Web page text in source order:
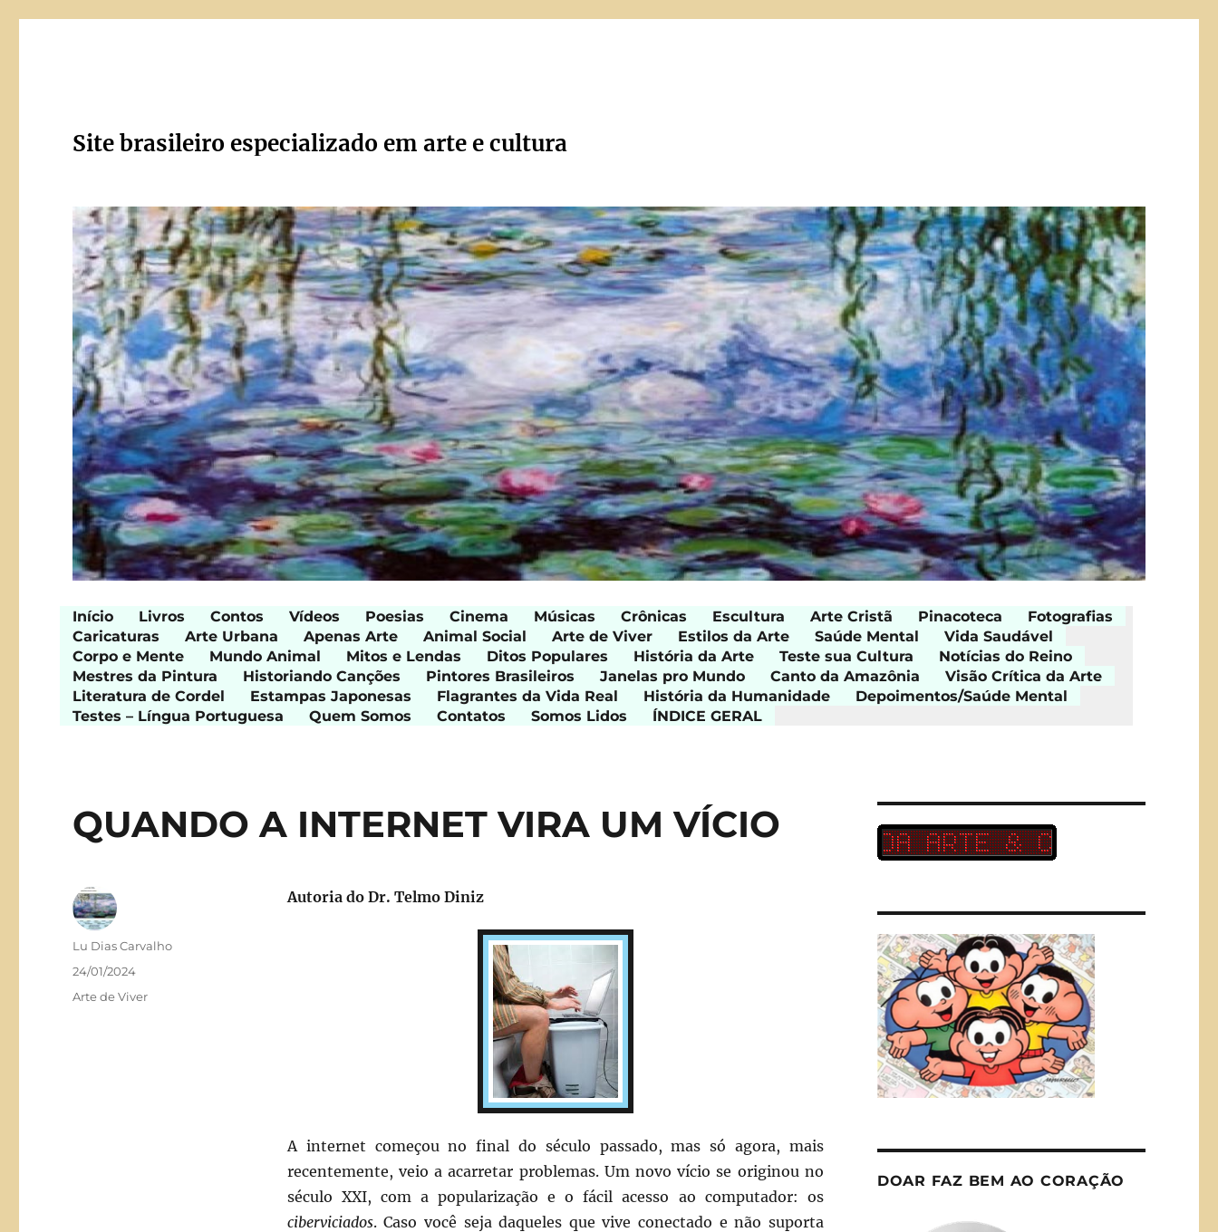
Site brasileiro especializado em arte e cultura
Início Livros Contos Vídeos Poesias Cinema Músicas Crônicas Escultura Arte Cristã Pinacoteca
Fotografias
Caricaturas
Arte Urbana Apenas Arte Animal Social Arte de Viver Estilos da Arte Saúde Mental
Vida Saudável
Corpo e Mente
Mundo Animal Mitos e Lendas Ditos Populares História da Arte Teste sua Cultura
Notícias do Reino
Mestres da Pintura
Historiando Canções Pintores Brasileiros Janelas pro Mundo Canto da Amazônia
Visão Crítica da Arte
Literatura de Cordel
Estampas Japonesas Flagrantes da Vida Real História da Humanidade
Depoimentos/Saúde Mental
Testes – Língua Portuguesa
Quem Somos Contatos Somos Lidos ÍNDICE GERAL
QUANDO A INTERNET VIRA UM VÍCIO
Autoria do Dr. Telmo Diniz
A internet começou no final do século passado, mas só agora, mais
recentemente, veio a acarretar problemas. Um novo vício se originou no
século XXI, com a popularização e o fácil acesso ao computador: os
ciberviciados. Caso você seja daqueles que vive conectado e não suporta
Autor
Lu Dias Carvalho
Publicado
em
24/01/2024
Categorias
Arte de Viver
DOAR FAZ BEM AO CORAÇÃO